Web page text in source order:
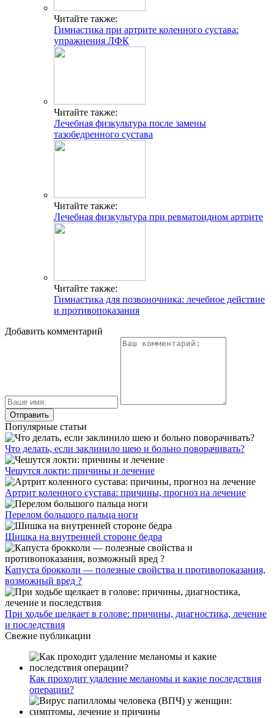
Читайте также:
Гимнастика при артрите коленного сустава:
упражнения ЛФК
Читайте также:
Лечебная физкультура после замены
тазобедренного сустава
Читайте также:
Лечебная физкультура при ревматоидном артрите
Читайте также:
Гимнастика для позвоночника: лечебное действие
и противопоказания
Добавить комментарий
Популярные статьи
Что делать, если заклинило шею и больно поворачивать?
Чешутся локти: причины и лечение
Артрит коленного сустава: причины, прогноз на лечение
Перелом большого пальца ноги
Шишка на внутренней стороне бедра
Капуста брокколи — полезные свойства и противопоказания,
возможный вред ?
При ходьбе щелкает в голове: причины, диагностика, лечение
и последствия
Свежие публикации
Как проходит удаление меланомы и какие последствия
операции?